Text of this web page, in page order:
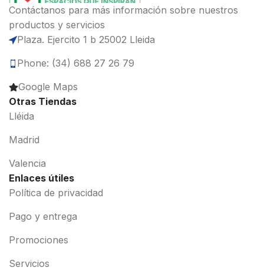
Contáctanos para más información sobre nuestros
productos y servicios
Plaza. Ejercito 1 b 25002 Lleida
Phone: (34) 688 27 26 79
Google Maps
Otras Tiendas
Lléida
Madrid
Valencia
Enlaces útiles
Política de privacidad
Pago y entrega
Promociones
Servicios